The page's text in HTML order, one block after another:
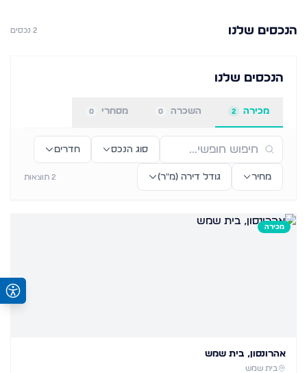
הנכסים שלנו 2נכסים
הנכסים שלנו
מכירה 2 השכרה 0 מסחרי 0
סוג הנכס חדרים
מחיר גודל דירה (מ״ר) 2 תוצאות
מכירה
אהרונסון, בית שמש
בית שמש